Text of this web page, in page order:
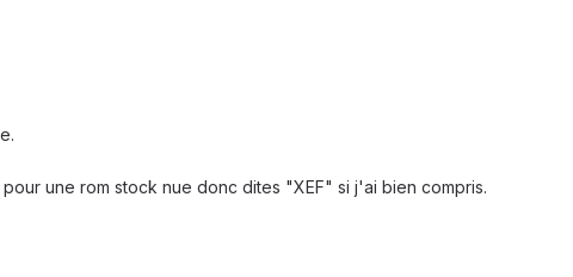
une rom stock nue donc dites "XEF" si j'ai bien compris.